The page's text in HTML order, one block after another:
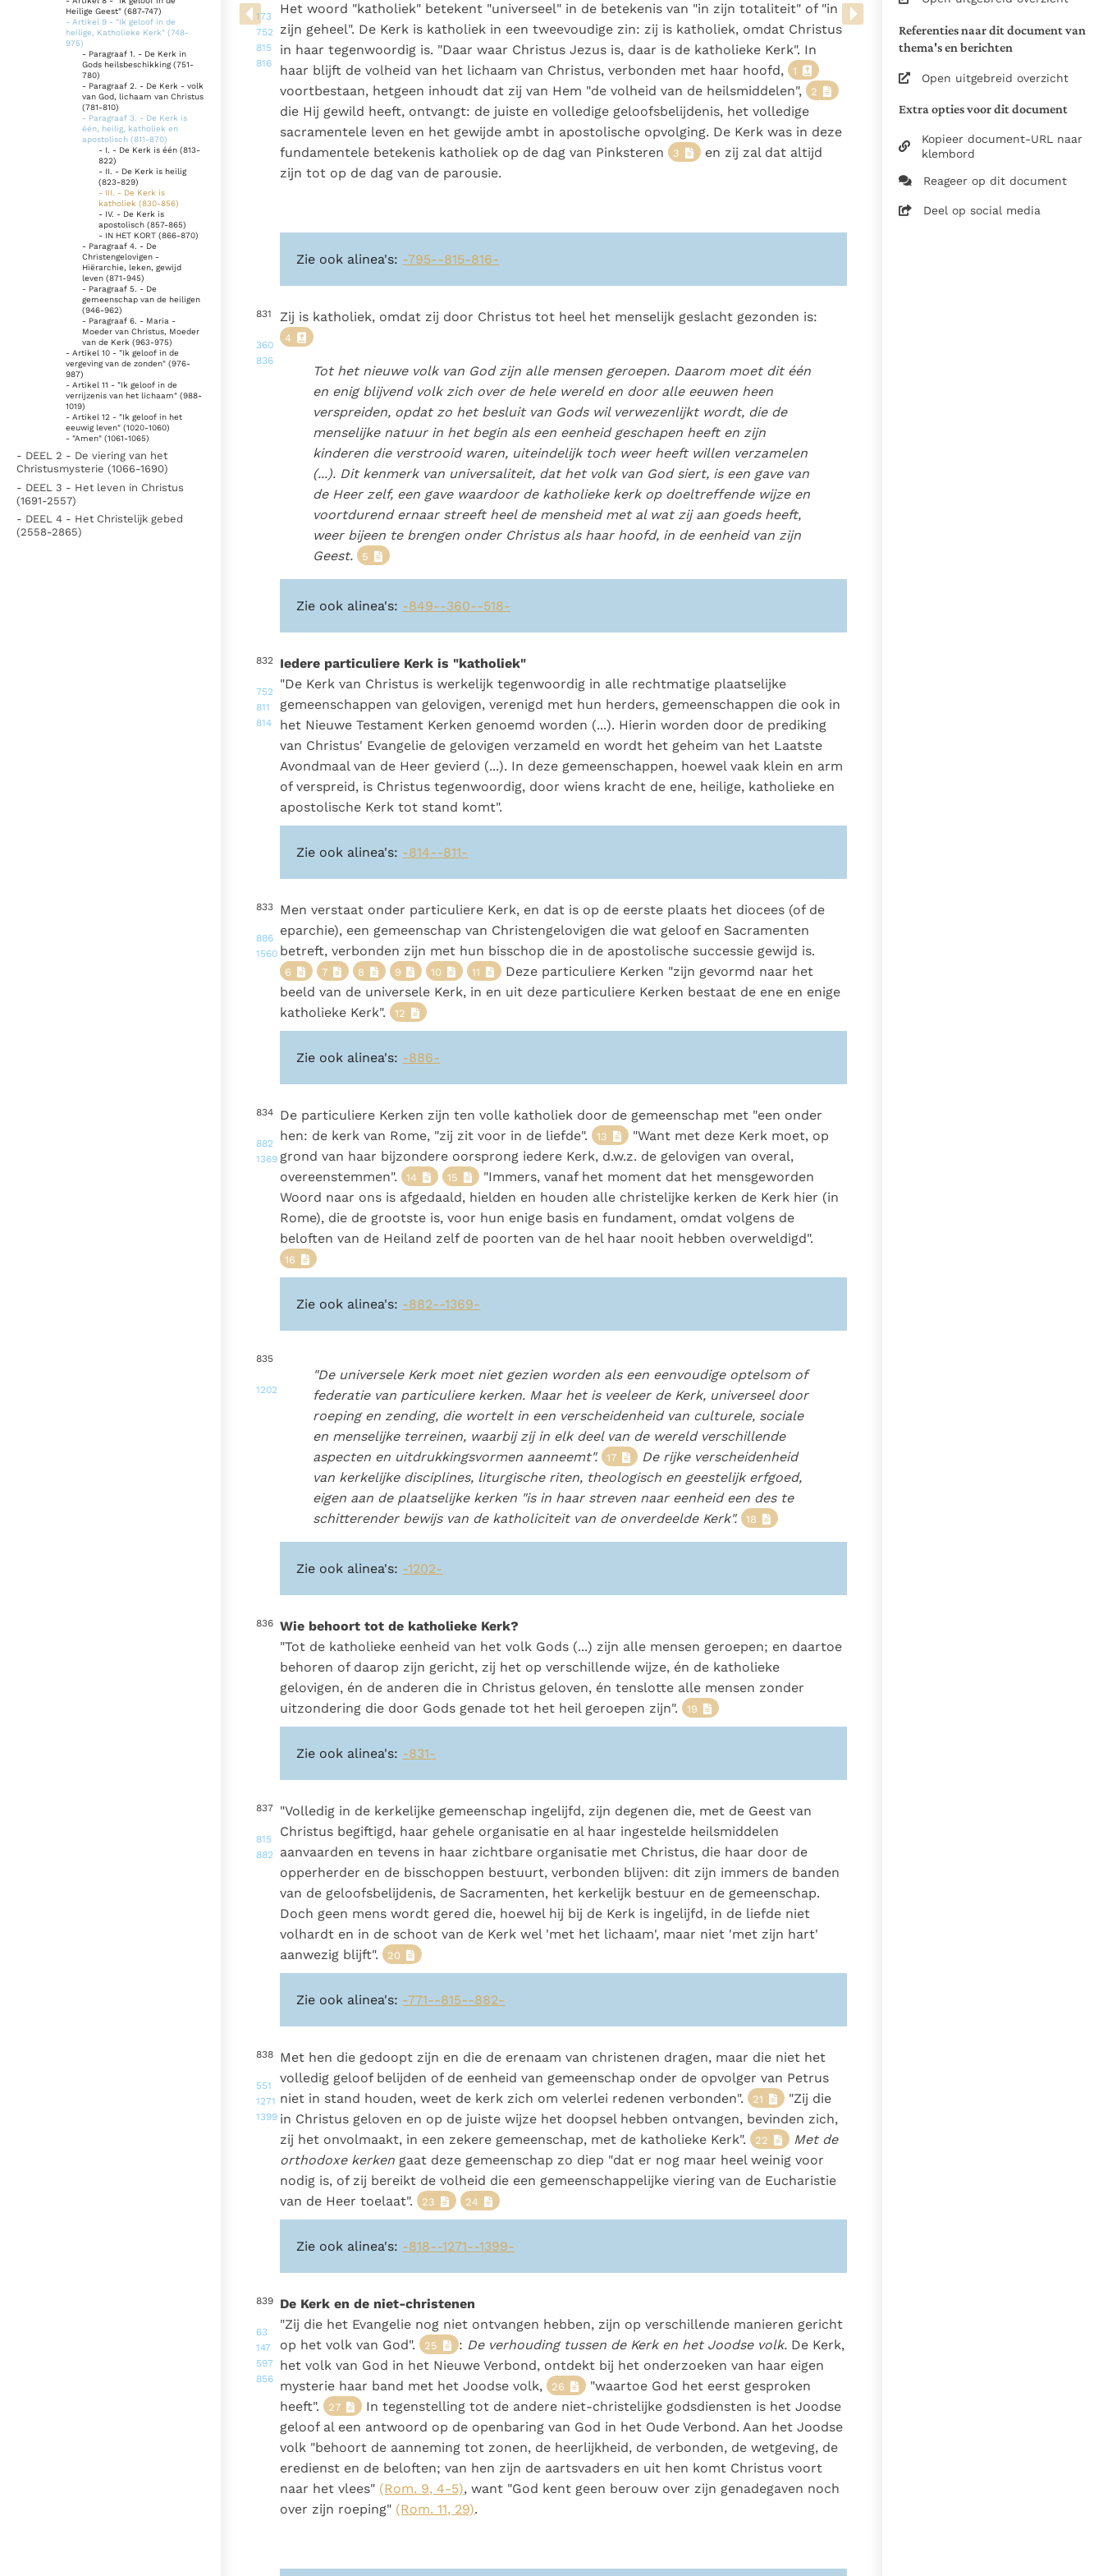
Denzinger Gebruiksvoorwaarden
koninkrijk te
herkennen
groeit stilletjes door
liefde, niet door
dwang
De mystiek. De
mystieke
verschijnselen en de
heiligheid
als een taak"
Paus in Pavia: St.
Augustinus toont ons de
noodzaak om "naar het
innerlijk" toe te keren.
typica" volgens o.a. het
protocol van wijzigingen
De referenties, de
leeswijzer, trefwoorden
Nederlandstalige uitgave) en
nummertoevoegingen aan
de inhoudsopgave zijn
redactie om het gebruik van
Referenties naar dit document van
thema's en berichten
Open uitgebreid overzicht
Extra opties voor dit document
Kopieer document-URL naar
klembord
Reageer op dit document
Deel op social media
Heilige Geest" (687-747)
- Artikel 9 - "Ik geloof in de
heilige, Katholieke Kerk" (748-
975)
- Paragraaf 1. - De Kerk in
Gods heilsbeschikking (751-
780)
- Paragraaf 2. - De Kerk - volk
van God, lichaam van Christus
(781-810)
- Paragraaf 3. - De Kerk is
één, heilig, katholiek en
apostolisch (811-870)
- I. - De Kerk is één (813-
822)
- II. - De Kerk is heilig
(823-829)
- III. - De Kerk is
katholiek (830-856)
- IV. - De Kerk is
apostolisch (857-865)
- IN HET KORT (866-870)
- Paragraaf 4. - De
Christengelovigen -
Hiërarchie, leken, gewijd
leven (871-945)
- Paragraaf 5. - De
gemeenschap van de heiligen
(946-962)
- Paragraaf 6. - Maria -
Moeder van Christus, Moeder
van de Kerk (963-975)
- Artikel 10 - "Ik geloof in de
vergeving van de zonden" (976-
987)
- Artikel 11 - "Ik geloof in de
verrijzenis van het lichaam" (988-
1019)
- Artikel 12 - "Ik geloof in het
eeuwig leven" (1020-1060)
- "Amen" (1061-1065)
- DEEL 2 - De viering van het
Christusmysterie (1066-1690)
- DEEL 3 - Het leven in Christus
(1691-2557)
- DEEL 4 - Het Christelijk gebed
(2558-2865)
173
752
815
816
Het woord "katholiek" betekent "universeel" in de betekenis van "in zijn totaliteit" of "in
zijn geheel". De Kerk is katholiek in een tweevoudige zin: zij is katholiek, omdat Christus
in haar tegenwoordig is. "Daar waar Christus Jezus is, daar is de katholieke Kerk". In
haar blijft de volheid van het lichaam van Christus, verbonden met haar hoofd, 1
voortbestaan, hetgeen inhoudt dat zij van Hem "de volheid van de heilsmiddelen", 2
die Hij gewild heeft, ontvangt: de juiste en volledige geloofsbelijdenis, het volledige
sacramentele leven en het gewijde ambt in apostolische opvolging. De Kerk was in deze
fundamentele betekenis katholiek op de dag van Pinksteren 3
en zij zal dat altijd
zijn tot op de dag van de parousie.
Zie ook alinea's: -795--815-816-
831
360
836
Zij is katholiek, omdat zij door Christus tot heel het menselijk geslacht gezonden is:
4
Tot het nieuwe volk van God zijn alle mensen geroepen. Daarom moet dit één
en enig blijvend volk zich over de hele wereld en door alle eeuwen heen
verspreiden, opdat zo het besluit van Gods wil verwezenlijkt wordt, die de
menselijke natuur in het begin als een eenheid geschapen heeft en zijn
kinderen die verstrooid waren, uiteindelijk toch weer heeft willen verzamelen
(...). Dit kenmerk van universaliteit, dat het volk van God siert, is een gave van
de Heer zelf, een gave waardoor de katholieke kerk op doeltreffende wijze en
voortdurend ernaar streeft heel de mensheid met al wat zij aan goeds heeft,
weer bijeen te brengen onder Christus als haar hoofd, in de eenheid van zijn
Geest. 5
Zie ook alinea's: -849--360--518-
832
752
811
814
Iedere particuliere Kerk is "katholiek"
"De Kerk van Christus is werkelijk tegenwoordig in alle rechtmatige plaatselijke
gemeenschappen van gelovigen, verenigd met hun herders, gemeenschappen die ook in
het Nieuwe Testament Kerken genoemd worden (...). Hierin worden door de prediking
van Christus' Evangelie de gelovigen verzameld en wordt het geheim van het Laatste
Avondmaal van de Heer gevierd (...). In deze gemeenschappen, hoewel vaak klein en arm
of verspreid, is Christus tegenwoordig, door wiens kracht de ene, heilige, katholieke en
apostolische Kerk tot stand komt".
Zie ook alinea's: -814--811-
833
886
1560
Men verstaat onder particuliere Kerk, en dat is op de eerste plaats het diocees (of de
eparchie), een gemeenschap van Christengelovigen die wat geloof en Sacramenten
betreft, verbonden zijn met hun bisschop die in de apostolische successie gewijd is.
6 7 8 9 10 11
Deze particuliere Kerken "zijn gevormd naar het
beeld van de universele Kerk, in en uit deze particuliere Kerken bestaat de ene en enige
katholieke Kerk". 12
Zie ook alinea's: -886-
834
882
1369
De particuliere Kerken zijn ten volle katholiek door de gemeenschap met "een onder
hen: de kerk van Rome, "zij zit voor in de liefde". 13
"Want met deze Kerk moet, op
grond van haar bijzondere oorsprong iedere Kerk, d.w.z. de gelovigen van overal,
overeenstemmen". 14 15
"Immers, vanaf het moment dat het mensgeworden
Woord naar ons is afgedaald, hielden en houden alle christelijke kerken de Kerk hier (in
Rome), die de grootste is, voor hun enige basis en fundament, omdat volgens de
beloften van de Heiland zelf de poorten van de hel haar nooit hebben overweldigd".
16
Zie ook alinea's: -882--1369-
835
1202
"De universele Kerk moet niet gezien worden als een eenvoudige optelsom of
federatie van particuliere kerken. Maar het is veeleer de Kerk, universeel door
roeping en zending, die wortelt in een verscheidenheid van culturele, sociale
en menselijke terreinen, waarbij zij in elk deel van de wereld verschillende
aspecten en uitdrukkingsvormen aanneemt". 17
De rijke verscheidenheid
van kerkelijke disciplines, liturgische riten, theologisch en geestelijk erfgoed,
eigen aan de plaatselijke kerken "is in haar streven naar eenheid een des te
schitterender bewijs van de katholiciteit van de onverdeelde Kerk". 18
Zie ook alinea's: -1202-
836 Wie behoort tot de katholieke Kerk?
"Tot de katholieke eenheid van het volk Gods (...) zijn alle mensen geroepen; en daartoe
behoren of daarop zijn gericht, zij het op verschillende wijze, én de katholieke
gelovigen, én de anderen die in Christus geloven, én tenslotte alle mensen zonder
uitzondering die door Gods genade tot het heil geroepen zijn". 19
Zie ook alinea's: -831-
837
815
882
"Volledig in de kerkelijke gemeenschap ingelijfd, zijn degenen die, met de Geest van
Christus begiftigd, haar gehele organisatie en al haar ingestelde heilsmiddelen
aanvaarden en tevens in haar zichtbare organisatie met Christus, die haar door de
opperherder en de bisschoppen bestuurt, verbonden blijven: dit zijn immers de banden
van de geloofsbelijdenis, de Sacramenten, het kerkelijk bestuur en de gemeenschap.
Doch geen mens wordt gered die, hoewel hij bij de Kerk is ingelijfd, in de liefde niet
volhardt en in de schoot van de Kerk wel 'met het lichaam', maar niet 'met zijn hart'
aanwezig blijft". 20
Zie ook alinea's: -771--815--882-
838
551
1271
1399
Met hen die gedoopt zijn en die de erenaam van christenen dragen, maar die niet het
volledig geloof belijden of de eenheid van gemeenschap onder de opvolger van Petrus
niet in stand houden, weet de kerk zich om velerlei redenen verbonden". 21
"Zij die
in Christus geloven en op de juiste wijze het doopsel hebben ontvangen, bevinden zich,
zij het onvolmaakt, in een zekere gemeenschap, met de katholieke Kerk". 22
Met de
orthodoxe kerken gaat deze gemeenschap zo diep "dat er nog maar heel weinig voor
nodig is, of zij bereikt de volheid die een gemeenschappelijke viering van de Eucharistie
van de Heer toelaat". 23 24
Zie ook alinea's: -818--1271--1399-
839
63
147
597
856
De Kerk en de niet-christenen
"Zij die het Evangelie nog niet ontvangen hebben, zijn op verschillende manieren gericht
op het volk van God". 25 : De verhouding tussen de Kerk en het Joodse volk. De Kerk,
het volk van God in het Nieuwe Verbond, ontdekt bij het onderzoeken van haar eigen
mysterie haar band met het Joodse volk, 26
"waartoe God het eerst gesproken
heeft". 27
In tegenstelling tot de andere niet-christelijke godsdiensten is het Joodse
geloof al een antwoord op de openbaring van God in het Oude Verbond. Aan het Joodse
volk "behoort de aanneming tot zonen, de heerlijkheid, de verbonden, de wetgeving, de
eredienst en de beloften; van hen zijn de aartsvaders en uit hen komt Christus voort
naar het vlees" (Rom. 9, 4-5), want "God kent geen berouw over zijn genadegaven noch
over zijn roeping" (Rom. 11, 29).